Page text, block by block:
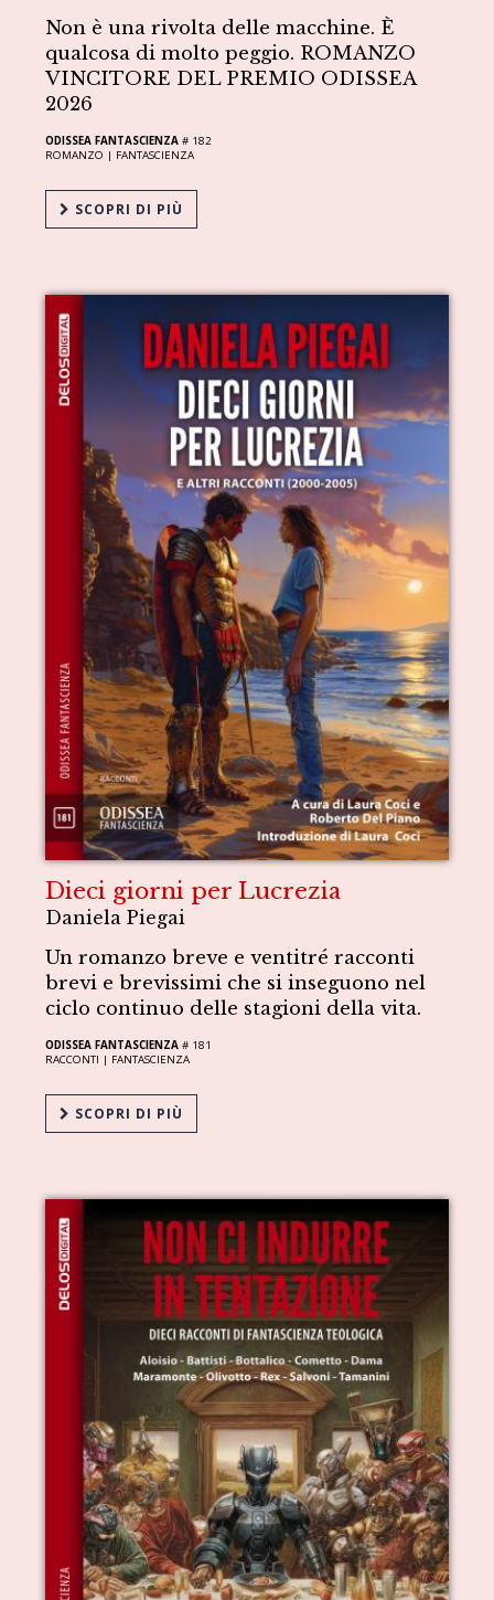
Non è una rivolta delle macchine. È
qualcosa di molto peggio. ROMANZO
VINCITORE DEL PREMIO ODISSEA
2026
ODISSEA FANTASCIENZA # 182
ROMANZO | FANTASCIENZA
SCOPRI DI PIÙ
Dieci giorni per Lucrezia
Daniela Piegai
Un romanzo breve e ventitré racconti
brevi e brevissimi che si inseguono nel
ciclo continuo delle stagioni della vita.
ODISSEA FANTASCIENZA # 181
RACCONTI | FANTASCIENZA
SCOPRI DI PIÙ